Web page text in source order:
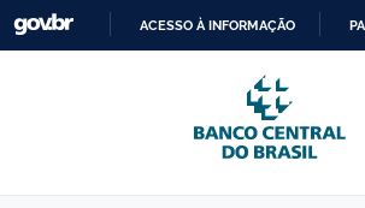
Skip to main content
PARA
O
CONTEÚDO
ACESSO À INFORMAÇÃO